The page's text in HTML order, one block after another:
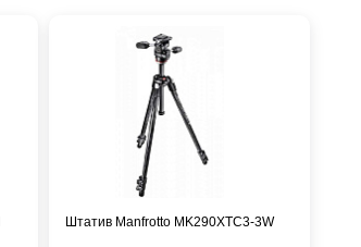
Штатив Manfrotto MK290XTC3-3W